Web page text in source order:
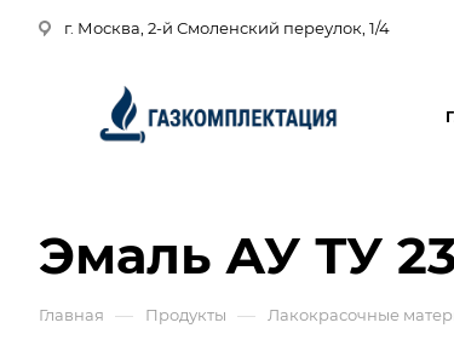
г. Москва, 2-й Смоленский переулок, 1/4
Эмаль АУ ТУ
Главная — Продукты — Лакокрасочные